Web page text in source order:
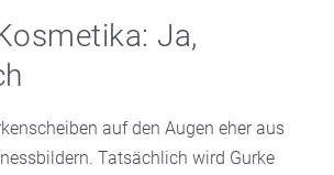
Ja,
auf den Augen eher aus
Tatsächlich wird Gurke